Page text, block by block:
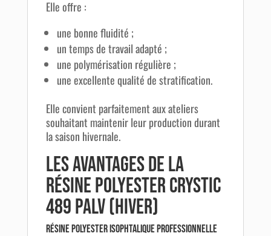
Elle offre :
une bonne fluidité ;
un temps de travail adapté ;
une polymérisation régulière ;
une excellente qualité de stratification.
Elle convient parfaitement aux ateliers
souhaitant maintenir leur production durant
la saison hivernale.
Les avantages de la
Résine Polyester Crystic
489 PALV (Hiver)
Résine polyester isophtalique professionnelle